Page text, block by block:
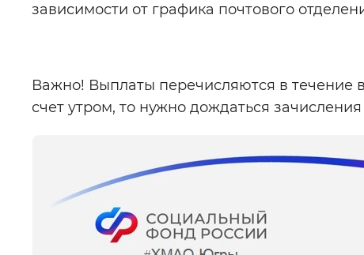
зависимости от графика почтового
Важно! Выплаты перечисляются в течение
счет утром, то нужно дождаться